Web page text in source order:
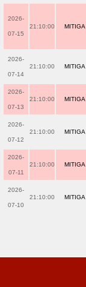
2026-
07-15
21:10:00 MITIGA
2026-
07-14
21:10:00 MITIGA
2026-
07-13
21:10:00 MITIGA
2026-
07-12
21:10:00 MITIGA
2026-
07-11
21:10:00 MITIGA
2026-
07-10
21:10:00 MITIGA